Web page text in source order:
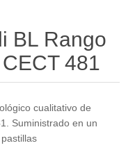
BL Rango
481
cualitativo de
Suministrado en un